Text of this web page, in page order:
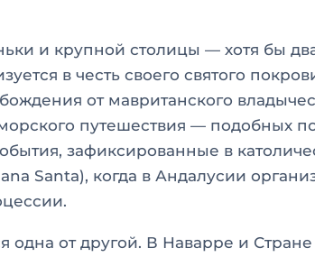
и крупной столицы — хотя бы два
в честь своего святого
от мавританского
путешествия — подобных
зафиксированные в
Santa), когда в Андалусии
одна от другой. В Наварре и Стране